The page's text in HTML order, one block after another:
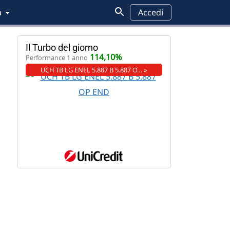
Accedi
Il Turbo del giorno
Performance 1 anno 114,10%
UCH TB LG ENEL 5.887 B 5.887 O… »